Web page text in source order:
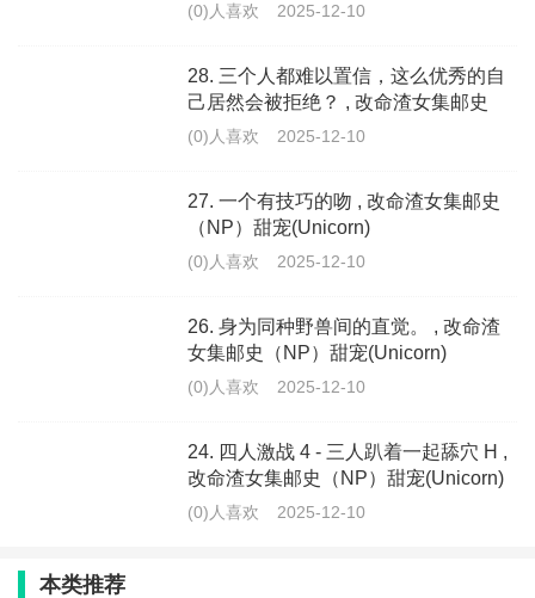
(0)人喜欢 2025-12-10
28. 三个人都难以置信，这么优秀的自
己居然会被拒绝？ , 改命渣女集邮史
（NP）甜宠(Unicorn)
(0)人喜欢 2025-12-10
27. 一个有技巧的吻 , 改命渣女集邮史
（NP）甜宠(Unicorn)
(0)人喜欢 2025-12-10
26. 身为同种野兽间的直觉。 , 改命渣
女集邮史（NP）甜宠(Unicorn)
(0)人喜欢 2025-12-10
24. 四人激战 4 - 三人趴着一起舔穴 H ,
改命渣女集邮史（NP）甜宠(Unicorn)
(0)人喜欢 2025-12-10
本类推荐